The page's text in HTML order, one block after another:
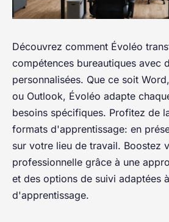
Découvrez comment Évoléo
compétences bureautiques avec
personnalisées. Que ce soit
ou Outlook, Évoléo adapte
besoins spécifiques. Profitez de
formats d'apprentissage: en
sur votre lieu de travail. Boostez
professionnelle grâce à une
et des options de suivi adaptées
d'apprentissage.